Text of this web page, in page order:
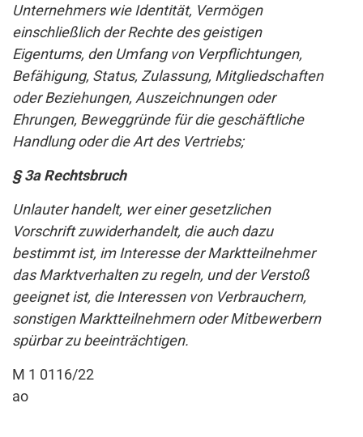
Unternehmers wie Identität, Vermögen
einschließlich der Rechte des geistigen
Eigentums, den Umfang von Verpflichtungen,
Befähigung, Status, Zulassung, Mitgliedschaften
oder Beziehungen, Auszeichnungen oder
Ehrungen, Beweggründe für die geschäftliche
Handlung oder die Art des Vertriebs;
§ 3a Rechtsbruch
Unlauter handelt, wer einer gesetzlichen
Vorschrift zuwiderhandelt, die auch dazu
bestimmt ist, im Interesse der Marktteilnehmer
das Marktverhalten zu regeln, und der Verstoß
geeignet ist, die Interessen von Verbrauchern,
sonstigen Marktteilnehmern oder Mitbewerbern
spürbar zu beeinträchtigen.
M 1 0116/22
ao